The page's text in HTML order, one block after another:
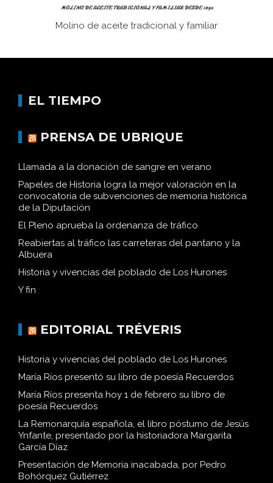
Molino de aceite tradicional y familiar
EL TIEMPO
PRENSA DE UBRIQUE
Llamada a la donación de sangre en verano
Papeles de Historia logra la mejor valoración en la
convocatoria de subvenciones de memoria histórica
de la Diputación
El Pleno aprueba la ordenanza de tráfico
Reabiertas al tráfico las carreteras del pantano y la
Albuera
Historia y vivencias del poblado de Los Hurones
Y fin
EDITORIAL TRÉVERIS
Historia y vivencias del poblado de Los Hurones
María Ríos presentó su libro de poesía Recuerdos
María Ríos presenta hoy 1 de febrero su libro de
poesía Recuerdos
La Remonarquía española, el libro póstumo de Jesús
Ynfante, presentado por la historiadora Margarita
García Díaz
Presentación de Memoria inacabada, por Pedro
Bohórquez Gutiérrez